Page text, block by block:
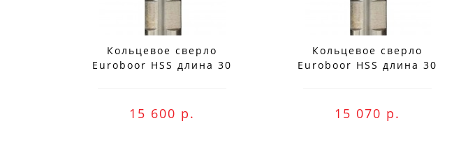
Кольцевое сверло
Euroboor HSS длина 30
15 600 р.
Кольцевое сверло
Euroboor HSS длина 30
15 070 р.